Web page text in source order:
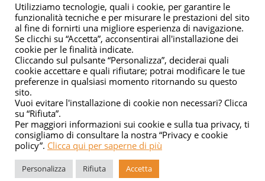
Copyright © 2026 - Ente Bilaterale del Turismo Puglia - C.F.
Managed byElabora Next
Utilizziamo tecnologie, quali i cookie, per garantire le
funzionalità tecniche e per misurare le prestazioni del sito
al fine di fornirti una migliore esperienza di navigazione.
Se clicchi su “Accetta”, acconsentirai all'installazione dei
cookie per le finalità indicate.
Cliccando sul pulsante “Personalizza”, deciderai quali
cookie accettare e quali rifiutare; potrai modificare le tue
preferenze in qualsiasi momento ritornando su questo
sito.
Vuoi evitare l'installazione di cookie non necessari? Clicca
su “Rifiuta”.
Per maggiori informazioni sui cookie e sulla tua privacy, ti
consigliamo di consultare la nostra “Privacy e cookie
policy”. Clicca qui per saperne di più
Personalizza Rifiuta Accetta